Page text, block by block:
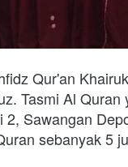
Qur'an
Tasmi Al
Sawangan
sebanyak 5